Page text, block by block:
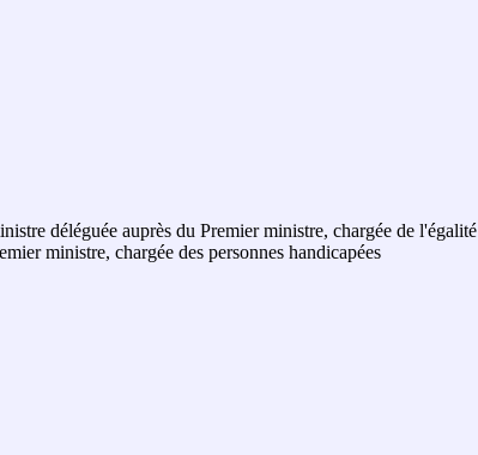
déléguée auprès du Premier ministre, chargée de l'égalité
ministre, chargée des personnes handicapées